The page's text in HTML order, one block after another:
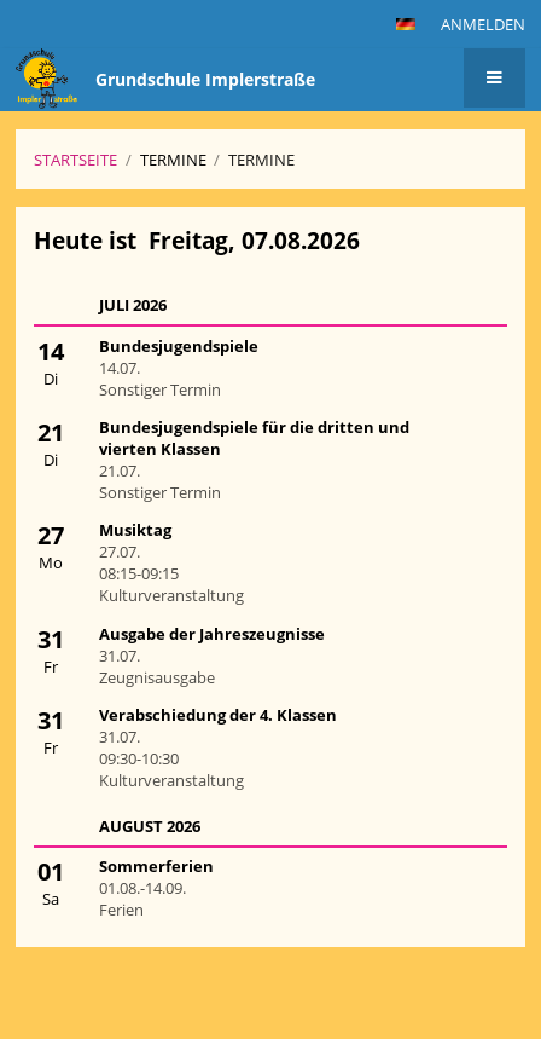
ANMELDEN
Grundschule Implerstraße
STARTSEITE / TERMINE / TERMINE
Heute ist Freitag, 07.08.2026
JULI 2026
14
Di
Bundesjugendspiele
14.07.
Sonstiger Termin
21
Di
Bundesjugendspiele für die dritten und
vierten Klassen
21.07.
Sonstiger Termin
27
Mo
Musiktag
27.07.
08:15-09:15
Kulturveranstaltung
31
Fr
Ausgabe der Jahreszeugnisse
31.07.
Zeugnisausgabe
31
Fr
Verabschiedung der 4. Klassen
31.07.
09:30-10:30
Kulturveranstaltung
AUGUST 2026
01
Sa
Sommerferien
01.08.-14.09.
Ferien